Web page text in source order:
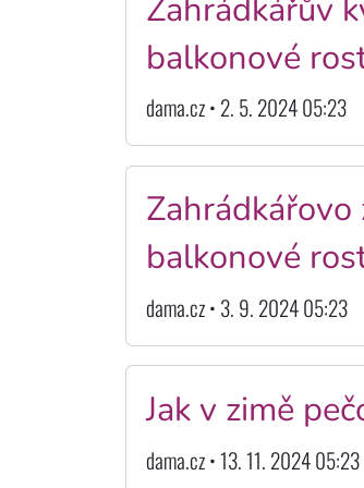
Zahrádkářův
balkonové
dama.cz • 2. 5. 2024 05:23
Zahrádkářovo
balkonové
dama.cz • 3. 9. 2024 05:23
Jak v zimě
dama.cz • 13. 11. 2024 05:23